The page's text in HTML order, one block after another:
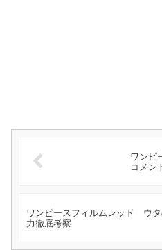
ワンピ
コメン
ワンピースフィルムレッド ウ
力徹底考察